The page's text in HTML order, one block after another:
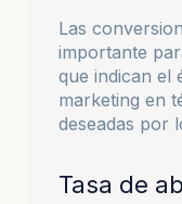
Las
importante
que indican el
marketing en
deseadas por
Tasa de